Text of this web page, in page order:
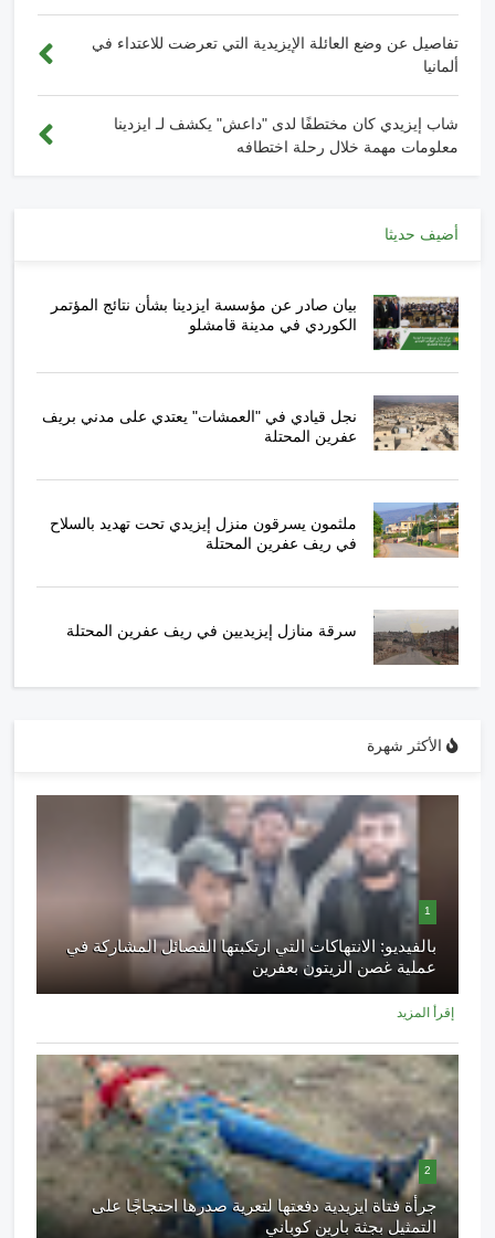
تفاصيل عن وضع العائلة الإيزيدية التي تعرضت للاعتداء في
ألمانيا
شاب إيزيدي كان مختطفًا لدى "داعش" يكشف لـ ايزدينا
معلومات مهمة خلال رحلة اختطافه
أضيف حديثا
بيان صادر عن مؤسسة ايزدينا بشأن نتائج المؤتمر
الكوردي في مدينة قامشلو
نجل قيادي في "العمشات" يعتدي على مدني بريف
عفرين المحتلة
ملثمون يسرقون منزل إيزيدي تحت تهديد بالسلاح
في ريف عفرين المحتلة
سرقة منازل إيزيديين في ريف عفرين المحتلة
الأكثر شهرة
1
بالفيديو: الانتهاكات التي ارتكبتها الفصائل المشاركة في
عملية غصن الزيتون بعفرين
إقرأ المزيد
2
جرأة فتاة ايزيدية دفعتها لتعرية صدرها احتجاجًا على
التمثيل بجثة بارين كوباني